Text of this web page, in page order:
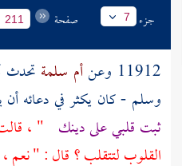
جزء 7 صفحة 211
11912 وعن أم سلمة تحدث
وسلم - كان يكثر في دعائه
ثبت قلبي على دينك " ،
القلوب لتتقلب ؟ قال : " نعم